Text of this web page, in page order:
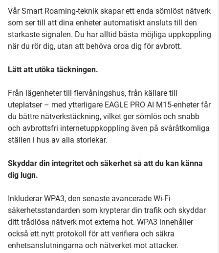
Vår Smart Roaming-teknik skapar ett enda sömlöst nätverk
som ser till att dina enheter automatiskt ansluts till den
starkaste signalen. Du har alltid bästa möjliga uppkoppling
när du rör dig, utan att behöva oroa dig för avbrott.
Lätt att utöka täckningen.
Från lägenheter till flervåningshus, från källare till
uteplatser – med ytterligare EAGLE PRO AI M15-enheter får
du bättre nätverkstäckning, vilket ger sömlös och snabb
och avbrottsfri internetuppkoppling även på svåråtkomliga
ställen i hus av alla storlekar.
Skyddar din integritet och säkerhet så att du kan känna
dig lugn.
Inkluderar WPA3, den senaste avancerade Wi-Fi
säkerhetsstandarden som krypterar din trafik och skyddar
ditt trådlösa nätverk mot externa hot. WPA3 innehåller
också ett nytt protokoll för att verifiera och säkra
enhetsanslutningarna och nätverket mot attacker.